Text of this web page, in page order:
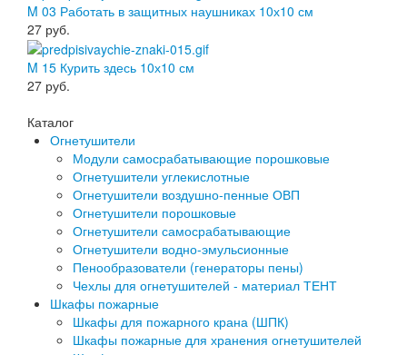
M 03 Работать в защитных наушниках 10х10 см
27 руб.
M 15 Курить здесь 10х10 см
27 руб.
Каталог
Огнетушители
Модули самосрабатывающие порошковые
Огнетушители углекислотные
Огнетушители воздушно-пенные ОВП
Огнетушители порошковые
Огнетушители самосрабатывающие
Огнетушители водно-эмульсионные
Пенообразователи (генераторы пены)
Чехлы для огнетушителей - материал ТЕНТ
Шкафы пожарные
Шкафы для пожарного крана (ШПК)
Шкафы пожарные для хранения огнетушителей